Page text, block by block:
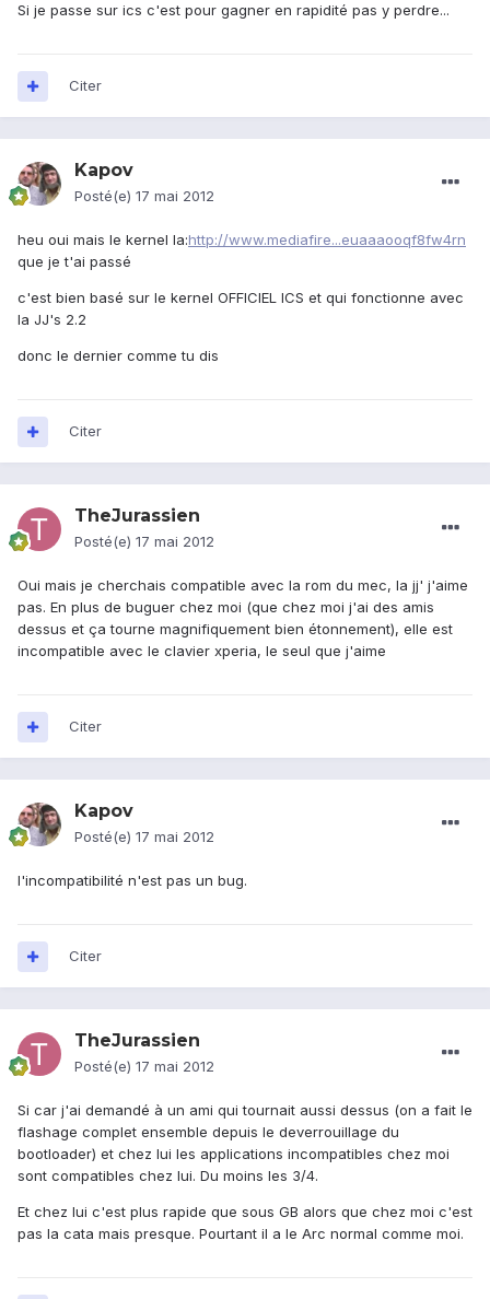
Si je passe sur ics c'est pour gagner en rapidité pas y perdre...
Citer
Kapov
Posté(e) 17 mai 2012
heu oui mais le kernel la:http://www.mediafire...euaaaooqf8fw4rn
que je t'ai passé
c'est bien basé sur le kernel OFFICIEL ICS et qui fonctionne avec
la JJ's 2.2
donc le dernier comme tu dis
Citer
TheJurassien
Posté(e) 17 mai 2012
Oui mais je cherchais compatible avec la rom du mec, la jj' j'aime
pas. En plus de buguer chez moi (que chez moi j'ai des amis
dessus et ça tourne magnifiquement bien étonnement), elle est
incompatible avec le clavier xperia, le seul que j'aime
Citer
Kapov
Posté(e) 17 mai 2012
l'incompatibilité n'est pas un bug.
Citer
TheJurassien
Posté(e) 17 mai 2012
Si car j'ai demandé à un ami qui tournait aussi dessus (on a fait le
flashage complet ensemble depuis le deverrouillage du
bootloader) et chez lui les applications incompatibles chez moi
sont compatibles chez lui. Du moins les 3/4.
Et chez lui c'est plus rapide que sous GB alors que chez moi c'est
pas la cata mais presque. Pourtant il a le Arc normal comme moi.